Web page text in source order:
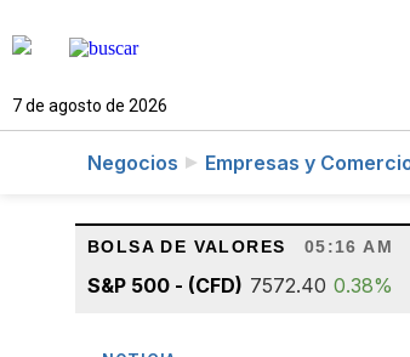
7 de agosto de 2026
Negocios Empresas y
BOLSA DE VALORES 05:16 AM
S&P 500 - (CFD) 7572.40 0.38%